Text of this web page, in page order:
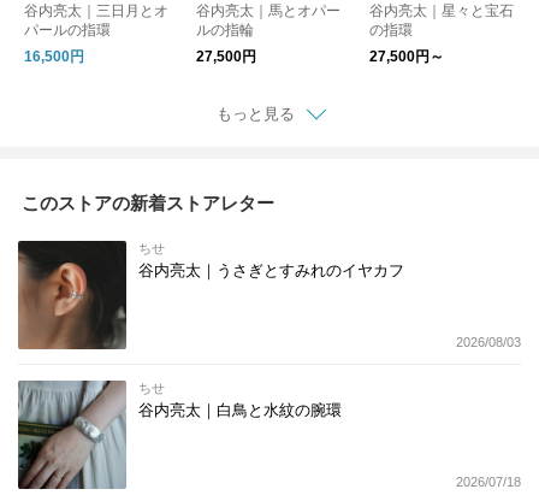
谷内亮太｜三日月とオ
パールの指環
16,500円
谷内亮太｜馬とオパー
ルの指輪
27,500円
谷内亮太｜星々と宝石
の指環
27,500円～
もっと見る
このストアの新着ストアレター
ちせ
谷内亮太｜うさぎとすみれのイヤカフ
2026/08/03
ちせ
谷内亮太｜白鳥と水紋の腕環
2026/07/18